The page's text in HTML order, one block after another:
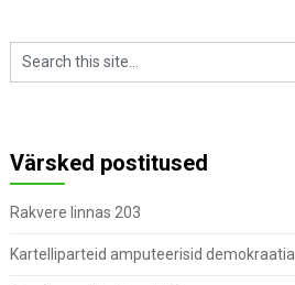
Värsked postitused
Rakvere linnas 203
Kartelliparteid amputeerisid demokraatia